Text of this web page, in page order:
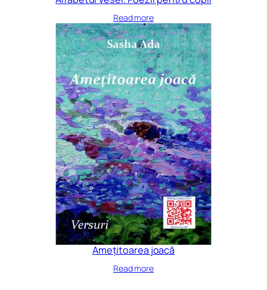
Read more
Amețitoarea joacă
Read more